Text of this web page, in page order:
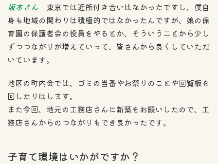
坂本さん 東京では近所付き合いはなかったですし、僕自
身も地域の関わりは積極的ではなかったんですが、娘の保
育園の保護者会の役員をやるとか、そういうことから少し
ずつつながりが増えていって、皆さんから良くしていただ
いています。
地区の町内会では、ゴミの当番やお祭りのことや回覧板を
回したりはします。
また今回、地元の工務店さんに新築をお願いしたので、工
務店さんからのつながりもでき良かったです。
子育て環境はいかがですか？